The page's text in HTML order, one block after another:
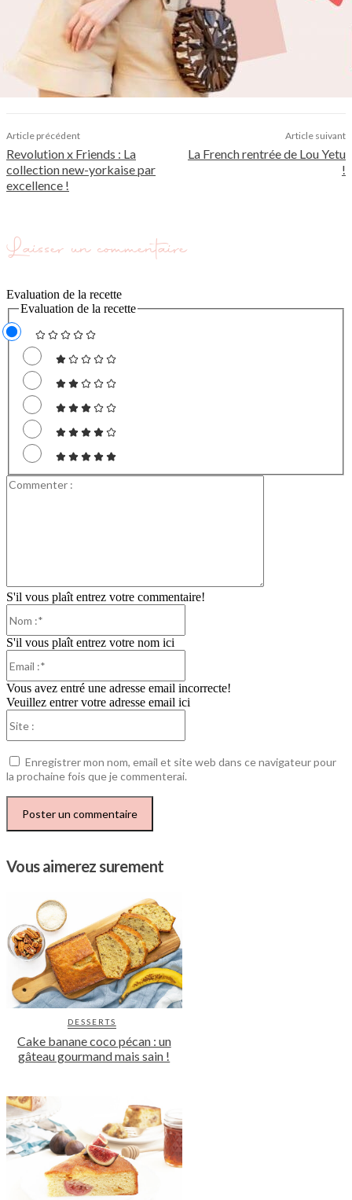
Article précédent
Revolution x Friends : La
collection new-yorkaise par
excellence !
Article suivant
La French rentrée de Lou Yetu
!
Laisser un commentaire
Evaluation de la recette
Evaluation de la recette
S'il vous plaît entrez votre commentaire!
S'il vous plaît entrez votre nom ici
Vous avez entré une adresse email incorrecte!
Veuillez entrer votre adresse email ici
Enregistrer mon nom, email et site web dans ce navigateur pour
la prochaine fois que je commenterai.
Vous aimerez surement
DESSERTS
Cake banane coco pécan : un
gâteau gourmand mais sain !